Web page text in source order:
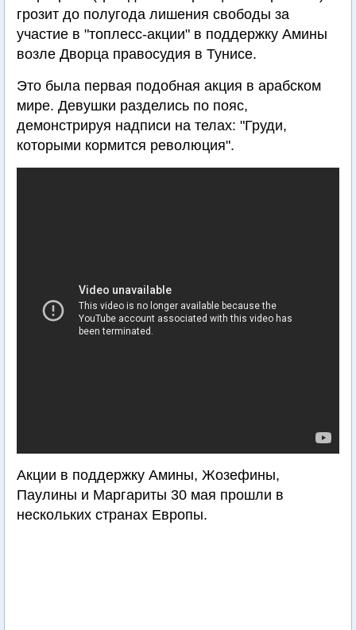
грозит до полугода лишения свободы за
участие в "топлесс-акции" в поддержку Амины
возле Дворца правосудия в Тунисе.
Это была первая подобная акция в арабском
мире. Девушки разделись по пояс,
демонстрируя надписи на телах: "Груди,
которыми кормится революция".
Акции в поддержку Амины, Жозефины,
Паулины и Маргариты 30 мая прошли в
нескольких странах Европы.